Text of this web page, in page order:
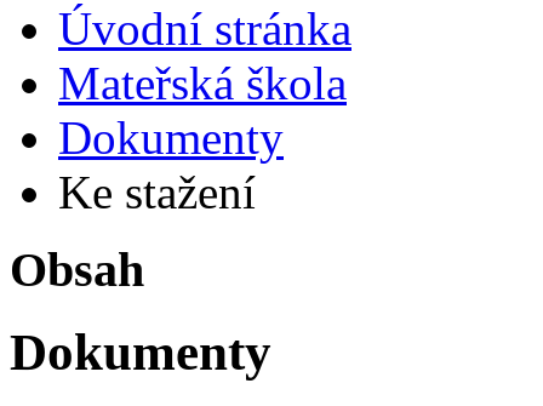
Úvodní stránka
Mateřská škola
Dokumenty
Ke stažení
Obsah
Dokumenty